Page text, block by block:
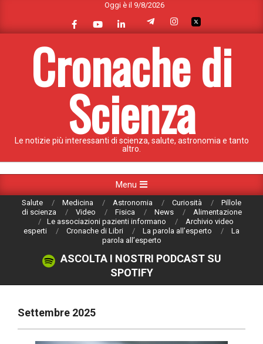
content
Oggi è il 9/8/2026
Cronache di
Scienza
Le notizie più interessanti di scienza, salute, astronomia e tanto
altro.
Navigation
Menu
Salute Medicina Astronomia Curiosità
Pillole
di scienza
Video Fisica News
Alimentazione
Le associazioni pazienti informano
Archivio video
esperti
Cronache di Libri La parola all’esperto
La
parola all’esperto
ASCOLTA I NOSTRI PODCAST SU
SPOTIFY
Settembre 2025